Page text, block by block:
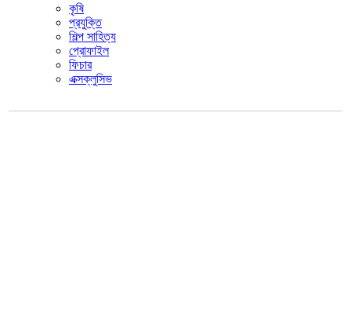
কৃষি
প্রযুক্তি
শিল্প সাহিত্য
প্রোফাইল
ফিচার
এক্সক্লুসিভ